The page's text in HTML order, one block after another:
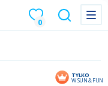
0
Menu Menu
TYLKO
W SUN & FUN
Sun&Fun